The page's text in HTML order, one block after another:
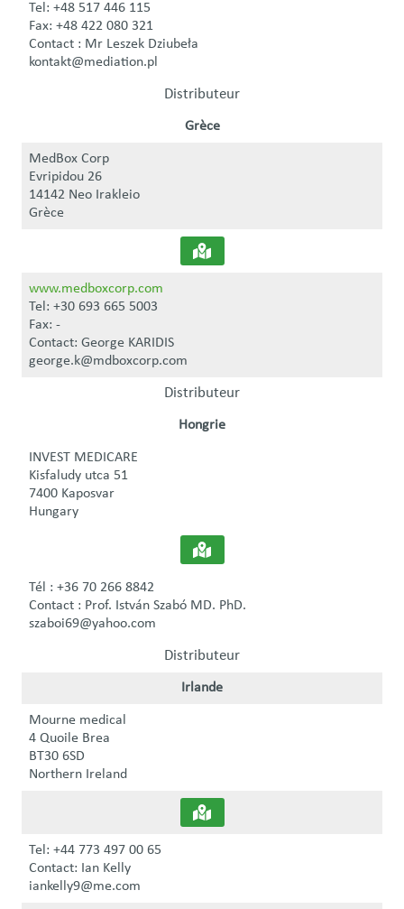
Tel: +48 517 446 115
Fax: +48 422 080 321
Contact : Mr Leszek Dziubeła
kontakt@mediation.pl
Distributeur
Grèce
MedBox Corp
Evripidou 26
14142 Neo Irakleio
Grèce
www.medboxcorp.com
Tel: +30 693 665 5003
Fax: -
Contact: George KARIDIS
george.k@mdboxcorp.com
Distributeur
Hongrie
INVEST MEDICARE
Kisfaludy utca 51
7400 Kaposvar
Hungary
Tél : +36 70 266 8842
Contact : Prof. István Szabó MD. PhD.
szaboi69@yahoo.com
Distributeur
Irlande
Mourne medical
4 Quoile Brea
BT30 6SD
Northern Ireland
Tel: +44 773 497 00 65
Contact: Ian Kelly
iankelly9@me.com